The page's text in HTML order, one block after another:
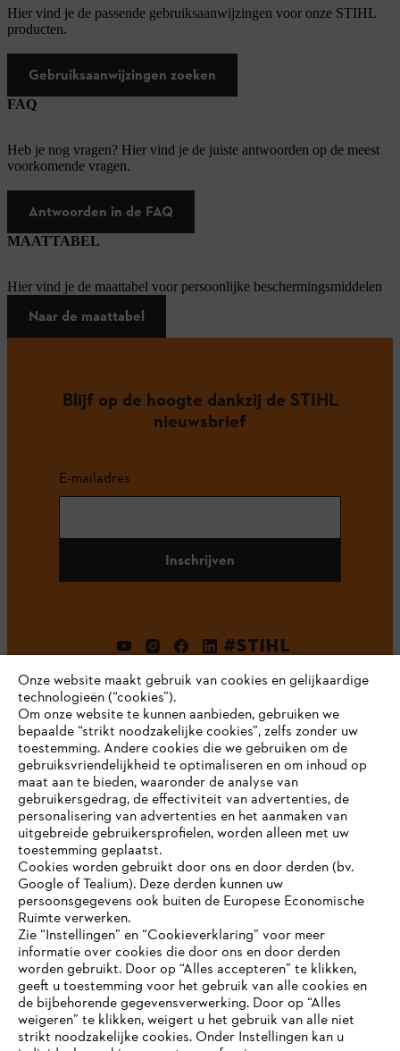
Hier vind je de passende gebruiksaanwijzingen voor onze STIHL
producten.
Gebruiksaanwijzingen zoeken
FAQ
Heb je nog vragen? Hier vind je de juiste antwoorden op de meest
voorkomende vragen.
Antwoorden in de FAQ
MAATTABEL
Hier vind je de maattabel voor persoonlijke beschermingsmiddelen
Naar de maattabel
Blijf op de hoogte dankzij de STIHL
nieuwsbrief
E-mailadres
Inschrijven
#STIHL
Bedrijf
STIHL FAQ
Contact
JE BROWSER WORDT NIET
ONDERSTEUND
Je gebruikt een browser die we nog niet ondersteunen. Om
Onze website maakt gebruik van cookies en gelijkaardige
technologieën (“cookies”).
Om onze website te kunnen aanbieden, gebruiken we
bepaalde “strikt noodzakelijke cookies”, zelfs zonder uw
toestemming. Andere cookies die we gebruiken om de
gebruiksvriendelijkheid te optimaliseren en om inhoud op
maat aan te bieden, waaronder de analyse van
gebruikersgedrag, de effectiviteit van advertenties, de
personalisering van advertenties en het aanmaken van
uitgebreide gebruikersprofielen, worden alleen met uw
toestemming geplaatst.
Cookies worden gebruikt door ons en door derden (bv.
Google of Tealium). Deze derden kunnen uw
persoonsgegevens ook buiten de Europese Economische
Ruimte verwerken.
Zie “Instellingen” en “Cookieverklaring” voor meer
informatie over cookies die door ons en door derden
worden gebruikt. Door op “Alles accepteren” te klikken,
geeft u toestemming voor het gebruik van alle cookies en
de bijbehorende gegevensverwerking. Door op “Alles
weigeren” te klikken, weigert u het gebruik van alle niet
strikt noodzakelijke cookies. Onder Instellingen kan u